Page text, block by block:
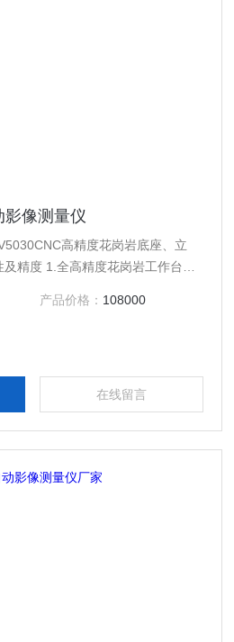
影像测量仪
高精度花岗岩底座、立
精度 1.全高精度花岗岩工作台，
3.高集成全闭环控制系统，三轴
高分辨率工业专用彩色CCD，确
产品价格： 108000
在线留言